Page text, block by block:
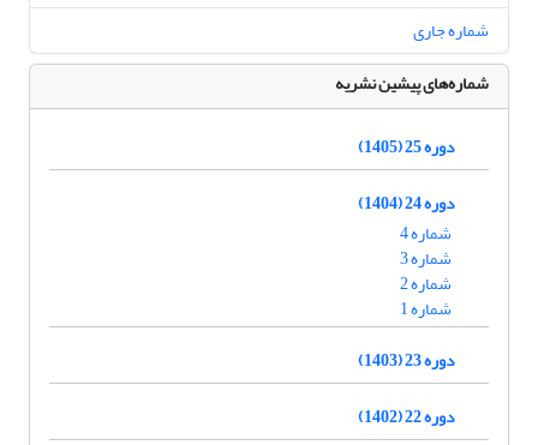
شماره جاری
شماره‌های پیشین نشریه
دوره 25 (1405)
دوره 24 (1404)
شماره 4
شماره 3
شماره 2
شماره 1
دوره 23 (1403)
دوره 22 (1402)